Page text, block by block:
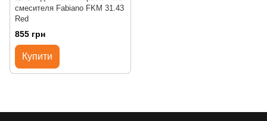
смесителя Fabiano FKM 31.43
Red
855 грн
Купити